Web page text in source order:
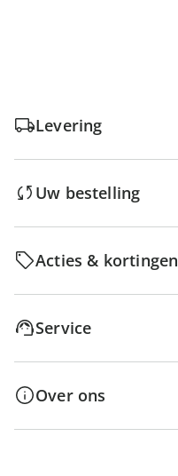
Levering
Uw bestelling
Acties & kortingen
Service
Over ons